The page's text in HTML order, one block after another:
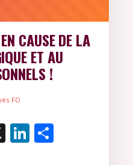
CAUSE DE LA
ET AU
!
FO
X LinkedIn